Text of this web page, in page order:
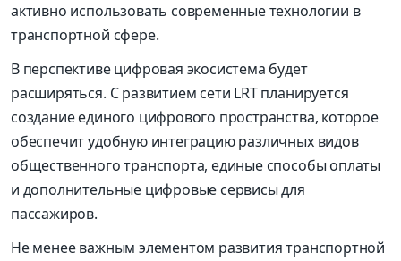
активно использовать современные технологии в
транспортной сфере.
В перспективе цифровая экосистема будет
расширяться. С развитием сети LRT планируется
создание единого цифрового пространства, которое
обеспечит удобную интеграцию различных видов
общественного транспорта, единые способы оплаты
и дополнительные цифровые сервисы для
пассажиров.
Не менее важным элементом развития транспортной